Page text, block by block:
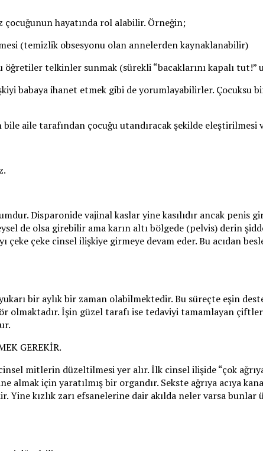
çocuğunun hayatında rol alabilir. Örneğin;
(temizlik obsesyonu olan annelerden kaynaklanabilir)
telkinler sunmak (sürekli “bacaklarını kapalı tut!”
babaya ihanet etmek gibi de yorumlayabilirler. Çocuksu
aile tarafından çocuğu utandıracak şekilde eleştirilmesi
Disparonide vajinal kaslar yine kasılıdır ancak penis
de olsa girebilir ama karın altı bölgede (pelvis) derin
çeke çeke cinsel ilişkiye girmeye devam eder. Bu acıdan
bir aylık bir zaman olabilmektedir. Bu süreçte eşin
olmaktadır. İşin güzel tarafı ise tedaviyi tamamlayan
GEREKİR.
mitlerin düzeltilmesi yer alır. İlk cinsel ilişide “çok
için yaratılmış bir organdır. Sekste ağrıya acıya
kızlık zarı efsanelerine dair akılda neler varsa